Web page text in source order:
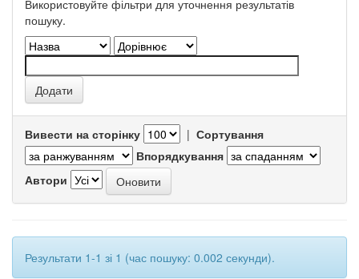
Використовуйте фільтри для уточнення результатів
пошуку.
Вивести на сторінку | Сортування
Впорядкування
Автори
Результати 1-1 зі 1 (час пошуку: 0.002 секунди).